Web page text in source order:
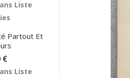
Liste
Partout Et
€
Liste